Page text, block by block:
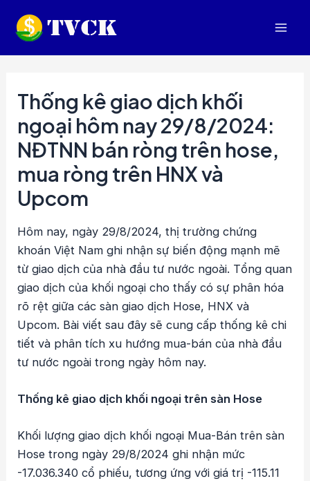
Thống kê giao dịch khối
ngoại hôm nay 29/8/2024:
NĐTNN bán ròng trên hose,
mua ròng trên HNX và
Upcom
Hôm nay, ngày 29/8/2024, thị trường chứng
khoán Việt Nam ghi nhận sự biến động mạnh mẽ
từ giao dịch của nhà đầu tư nước ngoài. Tổng quan
giao dịch của khối ngoại cho thấy có sự phân hóa
rõ rệt giữa các sàn giao dịch Hose, HNX và
Upcom. Bài viết sau đây sẽ cung cấp thống kê chi
tiết và phân tích xu hướng mua-bán của nhà đầu
tư nước ngoài trong ngày hôm nay.
Thống kê giao dịch khối ngoại trên sàn Hose
Khối lượng giao dịch khối ngoại Mua-Bán trên sàn
Hose trong ngày 29/8/2024 ghi nhận mức
-17.036.340 cổ phiếu, tương ứng với giá trị -115.11